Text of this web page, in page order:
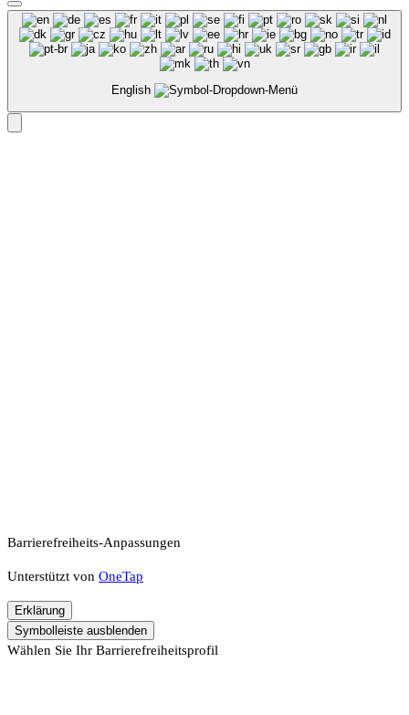
English
Barrierefreiheits-Anpassungen
Unterstützt von OneTap
Erklärung
Symbolleiste ausblenden
Wählen Sie Ihr Barrierefreiheitsprofil